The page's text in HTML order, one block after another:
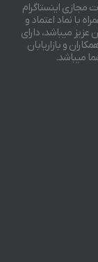
مجازی اینستاگرام
با نماد اعتماد و
عزیز میباشد، دارای
برای همکاران و بازاریابان
میباشد.